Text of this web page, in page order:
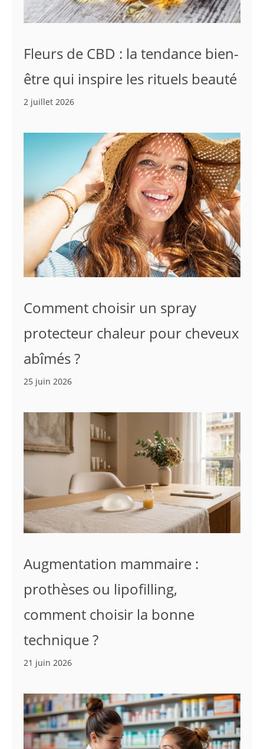
Fleurs de CBD : la tendance bien-
être qui inspire les rituels beauté
2 juillet 2026
Comment choisir un spray
protecteur chaleur pour cheveux
abîmés ?
25 juin 2026
Augmentation mammaire :
prothèses ou lipofilling,
comment choisir la bonne
technique ?
21 juin 2026